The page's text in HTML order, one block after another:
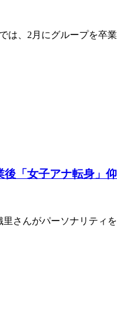
は、2月にグループを
「女子アナ転身」
さんがパーソナリテ